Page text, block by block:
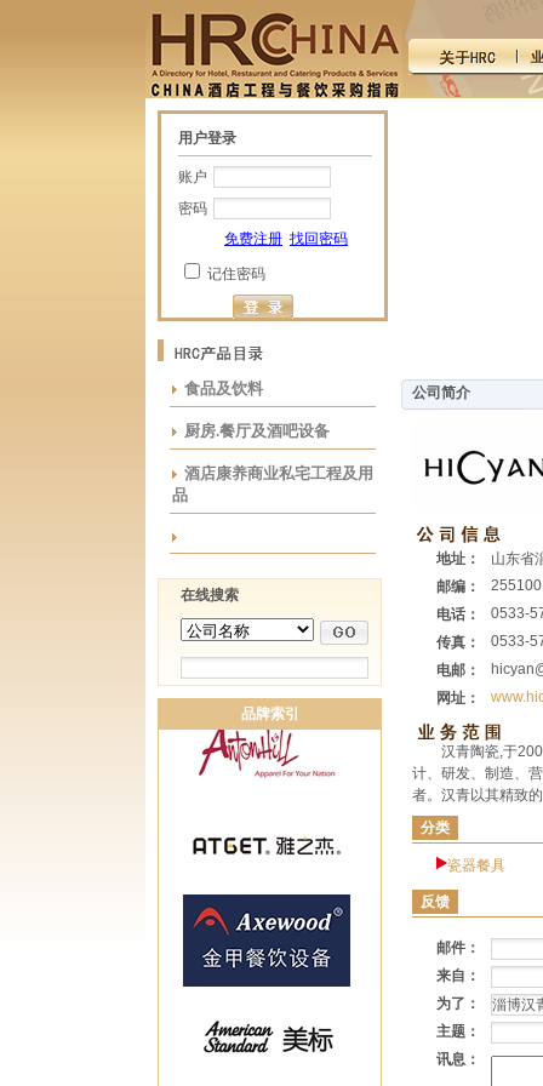
用户登录
账户
密码
免费注册 找回密码
记住密码
食品及饮料
厨房.餐厅及酒吧设备
酒店康养商业私宅工程及用
品
在线搜索
品牌索引
公司简介
地址：
山东省
邮编：
255100
电话：
0533-
传真：
0533-
电邮：
网址：
汉青陶瓷,于
计、研发、制造、
者。汉青以其精致
分类
瓷器餐具
反馈
邮件：
来自：
为了：
主题：
讯息：